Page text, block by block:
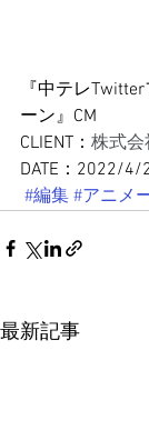
『中テレ
ーン』CM
CLIENT： 株式
DATE：2022/4/
#編集 #アニメ
最新記事